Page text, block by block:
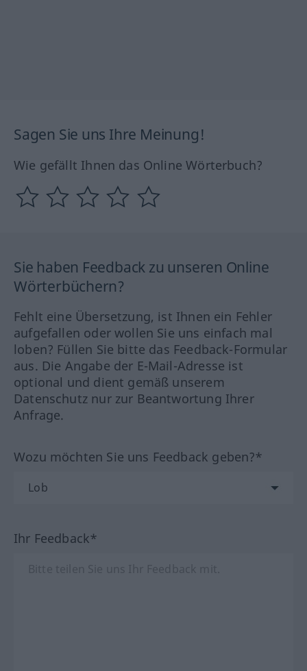
Sagen Sie uns Ihre Meinung!
Wie gefällt Ihnen das Online Wörterbuch?
Sie haben Feedback zu unseren Online
Wörterbüchern?
Fehlt eine Übersetzung, ist Ihnen ein Fehler
aufgefallen oder wollen Sie uns einfach mal
loben? Füllen Sie bitte das Feedback-Formular
aus. Die Angabe der E-Mail-Adresse ist
optional und dient gemäß unserem
Datenschutz nur zur Beantwortung Ihrer
Anfrage.
Wozu möchten Sie uns Feedback geben?*
Ihr Feedback*